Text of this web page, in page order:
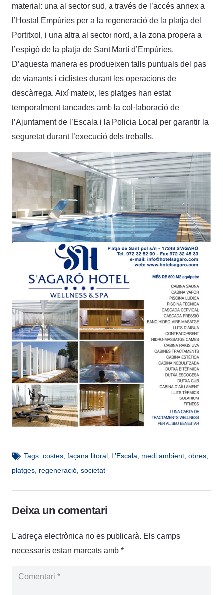
material: una al sector sud, a través de l’accés annex a
l’Hostal Empúries per a la regeneració de la platja del
Portitxol, i una altra al sector nord, a la zona propera a
l’espigó de la platja de Sant Martí d’Empúries.
D’aquesta manera es produeixen talls puntuals del pas
de vianants i ciclistes durant les operacions de
descàrrega. Així mateix, les platges han estat
temporalment tancades amb la col·laboració de
l’Ajuntament de l’Escala i la Policia Local per garantir la
seguretat durant l’execució dels treballs.
Tags: costes, façana litoral, L’Escala medi ambient, obres,
platges regeneració societat
Deixa un comentari
L'adreça electrònica no es publicarà. Els camps
necessaris estan marcats amb *